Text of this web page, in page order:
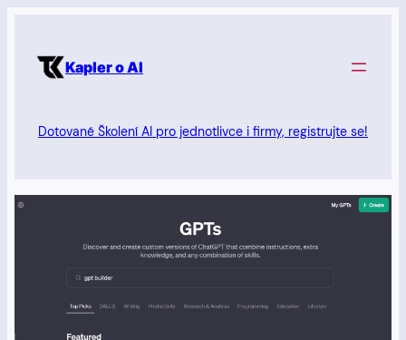
obsah Kapler o AI
Dotované Školení AI pro jednotlivce i firmy, registrujte se!